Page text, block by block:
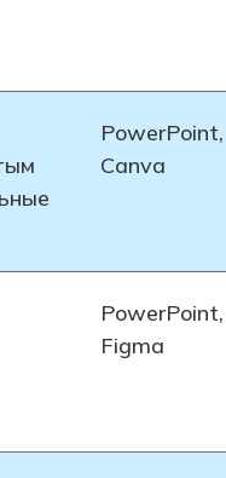
PowerPoint,
Canva
PowerPoint,
Figma